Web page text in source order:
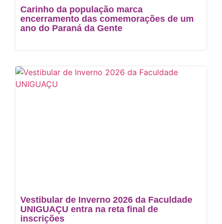
Carinho da população marca
encerramento das comemorações de um
ano do Paraná da Gente
Vestibular de Inverno 2026 da Faculdade
UNIGUAÇU entra na reta final de
inscrições